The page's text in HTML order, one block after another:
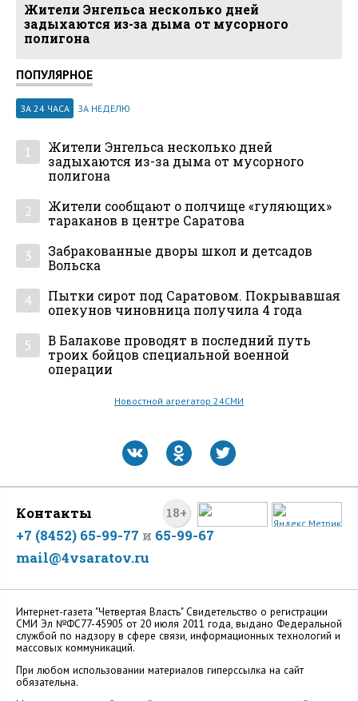
Жители Энгельса несколько дней
задыхаются из-за дыма от мусорного
полигона
ПОПУЛЯРНОЕ
ЗА 24 ЧАСА ЗА НЕДЕЛЮ
1
Жители Энгельса несколько дней
задыхаются из-за дыма от мусорного
полигона
2
Жители сообщают о полчище «гуляющих»
тараканов в центре Саратова
3
Забракованные дворы школ и детсадов
Вольска
4
Пытки сирот под Саратовом. Покрывавшая
опекунов чиновница получила 4 года
5
В Балакове проводят в последний путь
троих бойцов специальной военной
операции
Новостной агрегатор 24СМИ
18+
Контакты
+7 (8452) 65-99-77 и 65-99-67
mail@4vsaratov.ru
Интернет-газета "Четвертая Власть" Cвидетельство о регистрации
СМИ Эл №ФС77-45905 от 20 июля 2011 года, выдано Федеральной
службой по надзору в сфере связи, информационных технологий и
массовых коммуникаций.
При любом использовании материалов гиперссылка на сайт
обязательна.